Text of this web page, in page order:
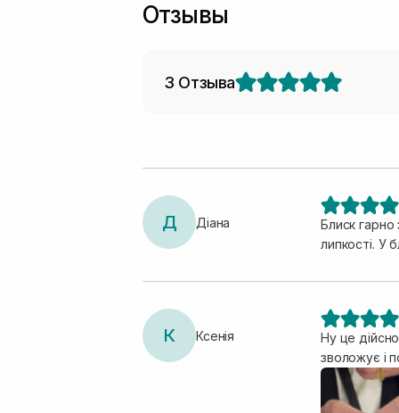
Отзывы
3 Отзыва
Д Діана
Блиск гарно
липкості. У
К Ксенія
Ну це
зволожує і